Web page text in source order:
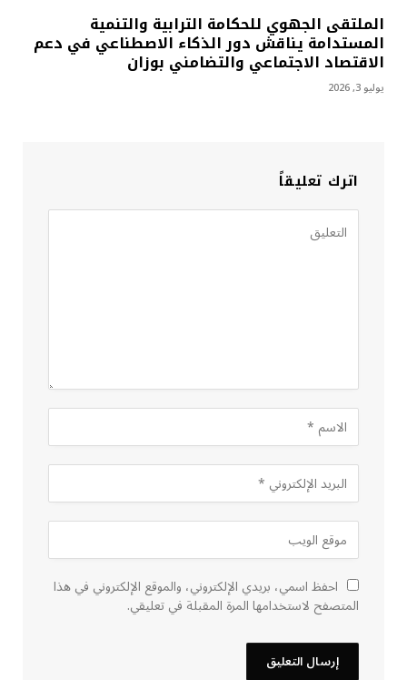
الملتقى الجهوي للحكامة الترابية والتنمية
المستدامة يناقش دور الذكاء الاصطناعي في دعم
الاقتصاد الاجتماعي والتضامني بوزان
يوليو 3, 2026
اترك تعليقاً
احفظ اسمي، بريدي الإلكتروني، والموقع الإلكتروني في هذا
المتصفح لاستخدامها المرة المقبلة في تعليقي.